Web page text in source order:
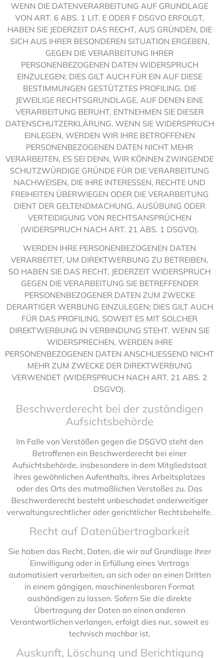
WENN DIE DATENVERARBEITUNG AUF GRUNDLAGE
VON ART. 6 ABS. 1 LIT. E ODER F DSGVO ERFOLGT,
HABEN SIE JEDERZEIT DAS RECHT, AUS GRÜNDEN, DIE
SICH AUS IHRER BESONDEREN SITUATION ERGEBEN,
GEGEN DIE VERARBEITUNG IHRER
PERSONENBEZOGENEN DATEN WIDERSPRUCH
EINZULEGEN; DIES GILT AUCH FÜR EIN AUF DIESE
BESTIMMUNGEN GESTÜTZTES PROFILING. DIE
JEWEILIGE RECHTSGRUNDLAGE, AUF DENEN EINE
VERARBEITUNG BERUHT, ENTNEHMEN SIE DIESER
DATENSCHUTZERKLÄRUNG. WENN SIE WIDERSPRUCH
EINLEGEN, WERDEN WIR IHRE BETROFFENEN
PERSONENBEZOGENEN DATEN NICHT MEHR
VERARBEITEN, ES SEI DENN, WIR KÖNNEN ZWINGENDE
SCHUTZWÜRDIGE GRÜNDE FÜR DIE VERARBEITUNG
NACHWEISEN, DIE IHRE INTERESSEN, RECHTE UND
FREIHEITEN ÜBERWIEGEN ODER DIE VERARBEITUNG
DIENT DER GELTENDMACHUNG, AUSÜBUNG ODER
VERTEIDIGUNG VON RECHTSANSPRÜCHEN
(WIDERSPRUCH NACH ART. 21 ABS. 1 DSGVO).
WERDEN IHRE PERSONENBEZOGENEN DATEN
VERARBEITET, UM DIREKTWERBUNG ZU BETREIBEN,
SO HABEN SIE DAS RECHT, JEDERZEIT WIDERSPRUCH
GEGEN DIE VERARBEITUNG SIE BETREFFENDER
PERSONENBEZOGENER DATEN ZUM ZWECKE
DERARTIGER WERBUNG EINZULEGEN; DIES GILT AUCH
FÜR DAS PROFILING, SOWEIT ES MIT SOLCHER
DIREKTWERBUNG IN VERBINDUNG STEHT. WENN SIE
WIDERSPRECHEN, WERDEN IHRE
PERSONENBEZOGENEN DATEN ANSCHLIESSEND NICHT
MEHR ZUM ZWECKE DER DIREKTWERBUNG
VERWENDET (WIDERSPRUCH NACH ART. 21 ABS. 2
DSGVO).
Beschwerde­recht bei der zuständigen
Aufsichts­behörde
Im Falle von Verstößen gegen die DSGVO steht den
Betroffenen ein Beschwerderecht bei einer
Aufsichtsbehörde, insbesondere in dem Mitgliedstaat
ihres gewöhnlichen Aufenthalts, ihres Arbeitsplatzes
oder des Orts des mutmaßlichen Verstoßes zu. Das
Beschwerderecht besteht unbeschadet anderweitiger
verwaltungsrechtlicher oder gerichtlicher Rechtsbehelfe.
Recht auf Daten­übertrag­barkeit
Sie haben das Recht, Daten, die wir auf Grundlage Ihrer
Einwilligung oder in Erfüllung eines Vertrags
automatisiert verarbeiten, an sich oder an einen Dritten
in einem gängigen, maschinenlesbaren Format
aushändigen zu lassen. Sofern Sie die direkte
Übertragung der Daten an einen anderen
Verantwortlichen verlangen, erfolgt dies nur, soweit es
technisch machbar ist.
Auskunft, Löschung und Berichtigung